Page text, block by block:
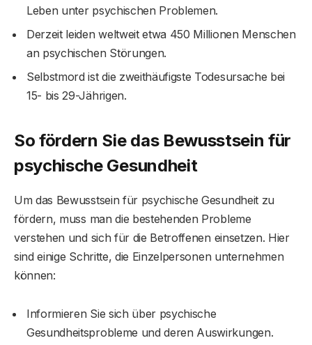
Leben unter psychischen Problemen.
Derzeit leiden weltweit etwa 450 Millionen Menschen
an psychischen Störungen.
Selbstmord ist die zweithäufigste Todesursache bei
15- bis 29-Jährigen.
So fördern Sie das Bewusstsein für
psychische Gesundheit
Um das Bewusstsein für psychische Gesundheit zu
fördern, muss man die bestehenden Probleme
verstehen und sich für die Betroffenen einsetzen. Hier
sind einige Schritte, die Einzelpersonen unternehmen
können:
Informieren Sie sich über psychische
Gesundheitsprobleme und deren Auswirkungen.